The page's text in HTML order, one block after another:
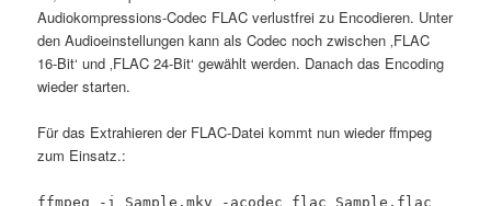
Audiokompressions-Codec FLAC verlustfrei zu Encodieren. Unter
den Audioeinstellungen kann als Codec noch zwischen ‚FLAC
16-Bit‘ und ‚FLAC 24-Bit‘ gewählt werden. Danach das Encoding
wieder starten.
Für das Extrahieren der FLAC-Datei kommt nun wieder ffmpeg
zum Einsatz.:
ffmpeg -i Sample.mkv -acodec flac Sample.flac